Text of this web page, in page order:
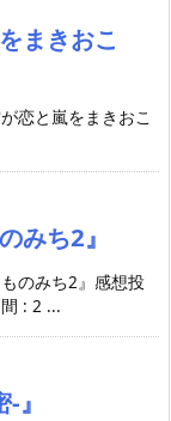
まきおこ
恋と嵐をまきおこ
みち2』
のみち2』感想投
: 2 ...
』